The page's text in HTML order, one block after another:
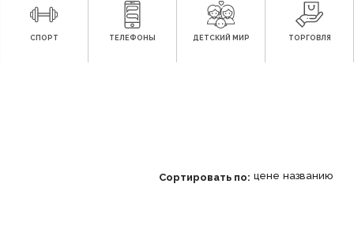
СПОРТ ТЕЛЕФОНЫ ДЕТСКИЙ МИР ТОРГОВЛЯ
Сортировать по: цене названию